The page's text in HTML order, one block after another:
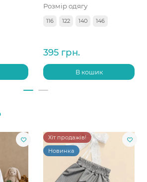
Розмір одягу
116 122 140 146
395 грн.
В кошик
Хіт продажів!
Новинка